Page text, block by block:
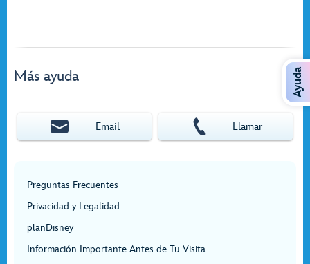
Más ayuda
Email Llamar
Preguntas Frecuentes
Privacidad y Legalidad
planDisney
Información Importante Antes de Tu Visita
Ayuda